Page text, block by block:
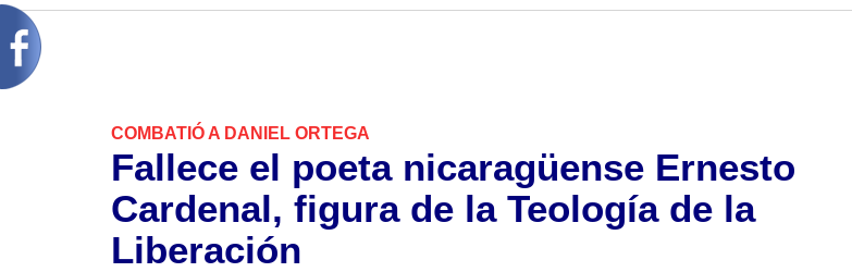
COMBATIÓ A DANIEL ORTEGA
Fallece el poeta nicaragüense Ernesto
Cardenal, figura de la Teología de la
Liberación